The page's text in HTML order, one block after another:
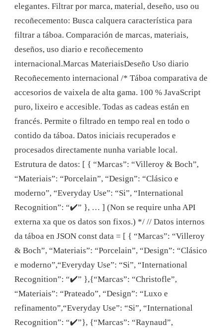
elegantes. Filtrar por marca, material, deseño, uso ou
recoñecemento: Busca calquera característica para
filtrar a táboa. Comparación de marcas, materiais,
deseños, uso diario e recoñecemento
internacional.Marcas MateriaisDeseño Uso diario
Recoñecemento internacional /* Táboa comparativa de
accesorios de vaixela de alta gama. 100 % JavaScript
puro, lixeiro e accesible. Todas as cadeas están en
francés. Permite o filtrado en tempo real en todo o
contido da táboa. Datos iniciais recuperados e
procesados ​​directamente nunha variable local.
Estrutura de datos: [ { “Marcas”: “Villeroy & Boch”,
“Materiais”: “Porcelain”, “Design”: “Clásico e
moderno”, “Everyday Use”: “Si”, “International
Recognition”: “✔️” }, … ] (Non se require unha API
externa xa que os datos son fixos.) */ // Datos internos
da táboa en JSON const data = [ { “Marcas”: “Villeroy
& Boch”, “Materiais”: “Porcelain”, “Design”: “Clásico
e moderno”,“Everyday Use”: “Si”, “International
Recognition”: “✔️” },{“Marcas”: “Christofle”,
“Materiais”: “Prateado”, “Design”: “Luxo e
refinamento”,“Everyday Use”: “Si”, “International
Recognition”: “✔️”}, {“Marcas”: “Raynaud”,